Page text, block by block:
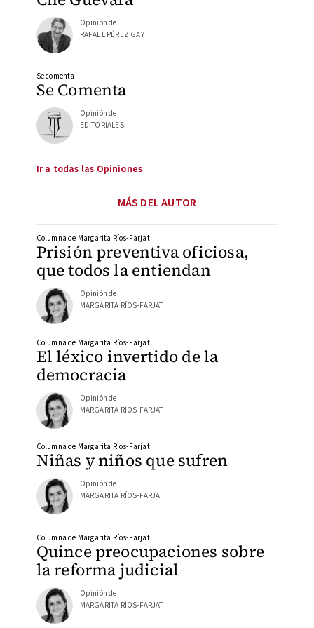
Opinión de
RAFAEL PÉREZ GAY
Se Comenta
Se comenta
Opinión de
EDITORIALES
Ir a todas las Opiniones
MÁS DEL AUTOR
Prisión preventiva oficiosa,
que todos la entiendan
Columna de Margarita Ríos-Farjat
Opinión de
MARGARITA RÍOS-FARJAT
El léxico invertido de la
democracia
Columna de Margarita Ríos-Farjat
Opinión de
MARGARITA RÍOS-FARJAT
Niñas y niños que sufren
Columna de Margarita Ríos-Farjat
Opinión de
MARGARITA RÍOS-FARJAT
Quince preocupaciones sobre
la reforma judicial
Columna de Margarita Ríos-Farjat
Opinión de
MARGARITA RÍOS-FARJAT